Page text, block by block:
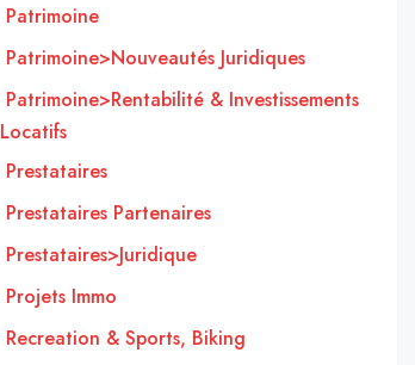
Patrimoine
Patrimoine>Nouveautés Juridiques
Patrimoine>Rentabilité & Investissements
Locatifs
Prestataires
Prestataires Partenaires
Prestataires>Juridique
Projets Immo
Recreation & Sports, Biking